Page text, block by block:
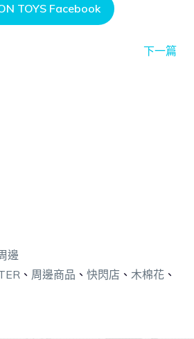
TOYS Facebook
下一篇
邊
、 周邊商品 、 快閃店 、 木棉花、